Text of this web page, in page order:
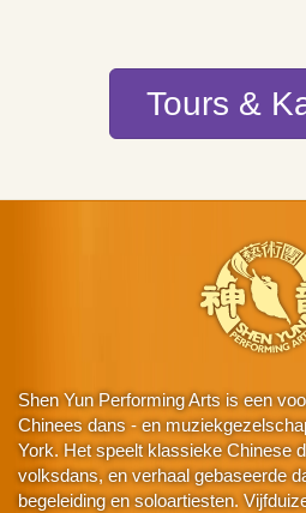
Tours &
Shen Yun Performing Arts is een
Chinees dans - en
York. Het speelt klassieke Chinese
volksdans, en verhaal gebaseerde
begeleiding en soloartiesten.